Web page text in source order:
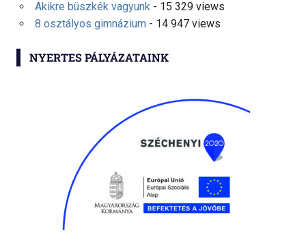
Akikre büszkék vagyunk- 15 329 views
8 osztályos gimnázium- 14 947 views
NYERTES PÁLYÁZATAINK